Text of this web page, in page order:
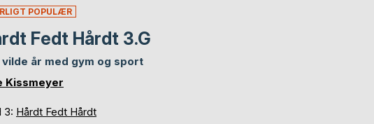
POPULÆR
Fedt Hårdt 3.G
vilde år med gym og sport
Kissmeyer
3: Hårdt Fedt Hårdt